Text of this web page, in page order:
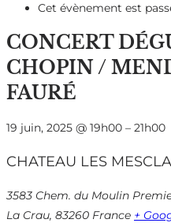
Cet évènement est
CONCERT
CHOPIN /
FAURÉ
19 juin, 2025 @ 19h00 – 21h00
CHATEAU LES
3583 Chem. du Moulin
La Crau, 83260 France +